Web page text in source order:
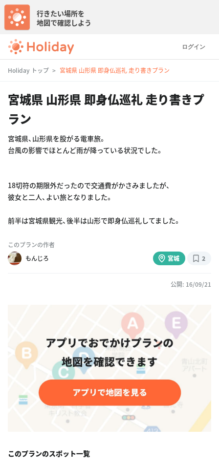
ログイン
行きたい場所を
地図で確認しよう
Holiday トップ 宮城県 山形県 即身仏巡礼 走り書きプラン
宮城県 山形県 即身仏巡礼 走り書きプ
ラン
宮城県、山形県を股がる電車旅。
台風の影響でほとんど雨が降っている状況でした。
18切符の期限外だったので交通費がかさみましたが、
彼女と二人、よい旅となりました。
前半は宮城県観光、後半は山形で即身仏巡礼してました。
このプランの作者
もんじろ
宮城 2
公開: 16/09/21
このプランのスポット一覧